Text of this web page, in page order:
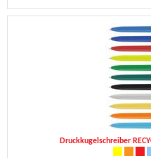
Druckkugelschreiber